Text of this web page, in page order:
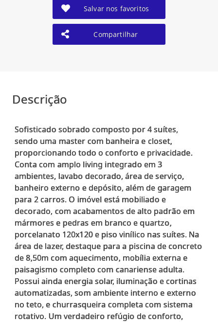
Salvar nos favoritos
Compartilhar
Descrição
Sofisticado sobrado composto por 4 suítes,
sendo uma master com banheira e closet,
proporcionando todo o conforto e privacidade.
Conta com amplo living integrado em 3
ambientes, lavabo decorado, área de serviço,
banheiro externo e depósito, além de garagem
para 2 carros. O imóvel está mobiliado e
decorado, com acabamentos de alto padrão em
mármores e pedras em branco e quartzo,
porcelanato 120x120 e piso vinílico nas suítes. Na
área de lazer, destaque para a piscina de concreto
de 8,50m com aquecimento, mobília externa e
paisagismo completo com canariense adulta.
Possui ainda energia solar, iluminação e cortinas
automatizadas, som ambiente interno e externo
no teto, e churrasqueira completa com sistema
rotativo. Um verdadeiro refúgio de conforto,